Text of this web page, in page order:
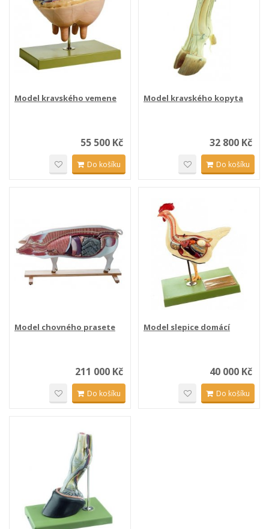
Model kravského vemene
55 500 Kč
Do košíku
Model kravského kopyta
32 800 Kč
Do košíku
Model chovného prasete
211 000 Kč
Do košíku
Model slepice domácí
40 000 Kč
Do košíku